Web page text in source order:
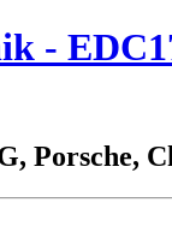
-
Porsche,